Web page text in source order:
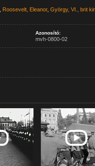
Roosevelt, Eleanor,György, VI., brit
Azonosító:
mvh-0800-02